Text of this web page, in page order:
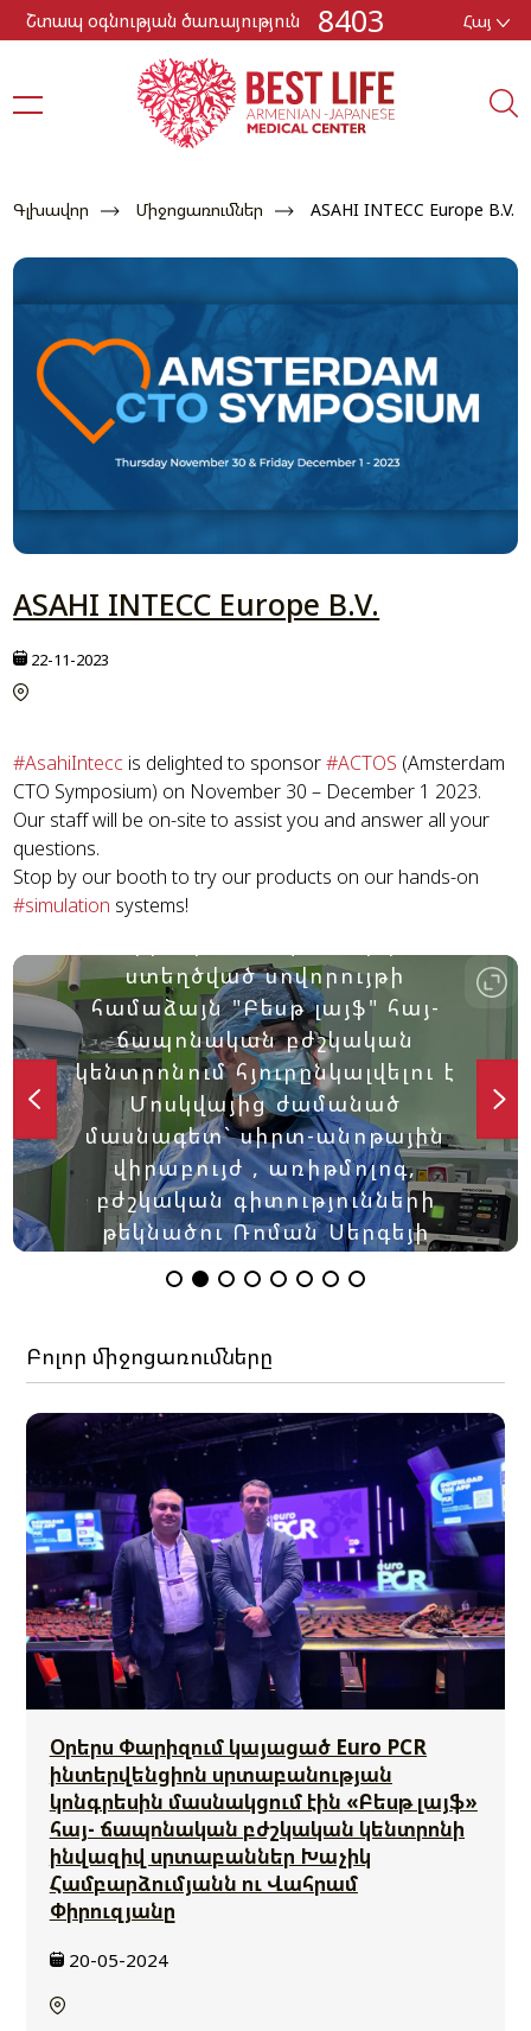
Շտապ օգնության ծառայություն 8403 Հայ
Գլխավոր Միջոցառումներ ASAHI INTECC Europe B.V.
ASAHI INTECC Europe B.V.
22-11-2023
#AsahiIntecc is delighted to sponsor#ACTOS (Amsterdam
CTO Symposium) on November 30 – December 1 2023.
Our staff will be on-site to assist you and answer all your
questions.
Stop by our booth to try our products on our hands-on
#simulation systems!
ստեղծված սովորույթի
համաձայն "Բեսթ լայֆ" հայ-
ճապոնական բժշկական
կենտրոնում հյուրընկալվելու է
Մոսկվայից ժամանած
մասնագետ` սիրտ-անոթային
վիրաբույժ , առիթմոլոգ,
բժշկական գիտությունների
թեկնածու Ռոման Սերգեյի
Բոլոր միջոցառումները
Օրերս Փարիզում կայացած Euro PCR
ինտերվենցիոն սրտաբանության
կոնգրեսին մասնակցում էին «Բեսթ լայֆ»
հայ- ճապոնական բժշկական կենտրոնի
ինվազիվ սրտաբաններ Խաչիկ
Համբարձումյանն ու Վահրամ
Փիրուզյանը
20-05-2024